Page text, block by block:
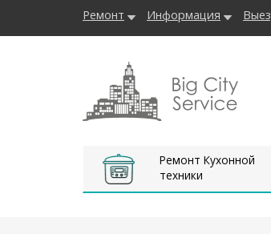
Ремонт Информация
Ремонт Кухонной
техники